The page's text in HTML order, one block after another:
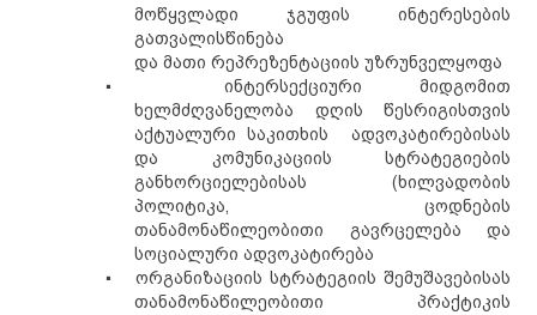
მოწყვლადი ჯგუფის ინტერესების
გათვალისწინება
და მათი რეპრეზენტაციის უზრუნველყოფა
▪
ინტერსექციური მიდგომით
ხელმძღვანელობა დღის წესრიგისთვის
აქტუალური საკითხის
ადვოკატირებისას
და კომუნიკაციის სტრატეგიების
განხორციელებისას (ხილვადობის
პოლიტიკა, ცოდნების
თანამონაწილეობითი გავრცელება და
სოციალური ადვოკატირება
▪
ორგანიზაციის სტრატეგიის შემუშავებისას
თანამონაწილეობითი პრაქტიკის